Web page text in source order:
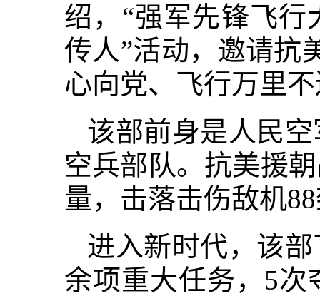
绍，“强军先锋飞行
传人”活动，邀请抗
心向党、飞行万里
该部前身是人民
空兵部队。抗美援
量，击落击伤敌机
进入新时代，该
余项重大任务，5